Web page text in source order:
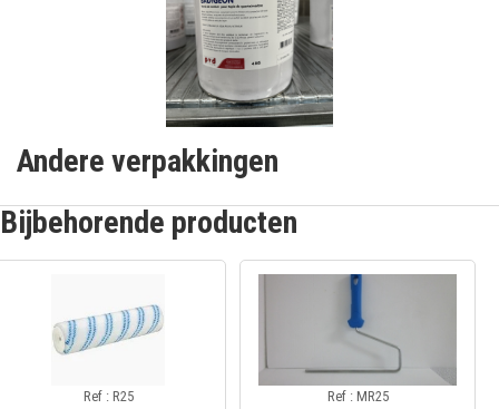
Andere verpakkingen
Bijbehorende producten
Ref : R25 Ref : MR25